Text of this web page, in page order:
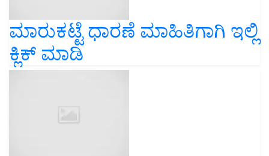
ಮಾರುಕಟ್ಟೆ ಧಾರಣೆ ಮಾಹಿತಿಗಾಗಿ ಇಲ್ಲಿ
ಕ್ಲಿಕ್ ಮಾಡಿ